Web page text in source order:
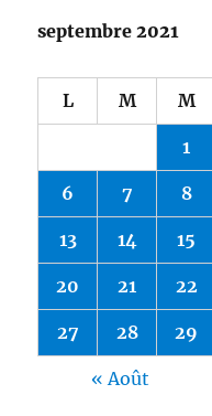
septembre 2021
L M M
1
6 7 8
13 14 15
20 21 22
27 28 29
« Août